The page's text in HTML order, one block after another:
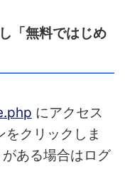
「無料ではじめ
にアクセス
をクリックしま
ある場合はログ